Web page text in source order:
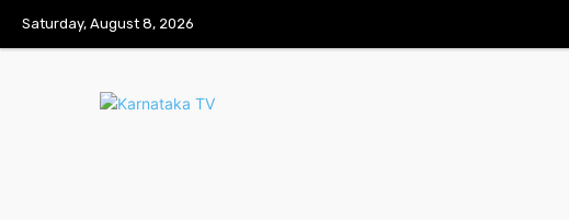
Saturday, August 8, 2026